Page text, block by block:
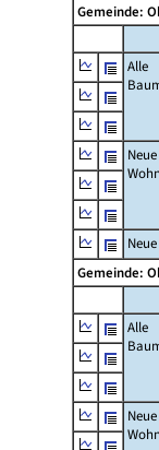
Gemeinde:
Alle
Neue
Gemeinde:
Alle
Neue